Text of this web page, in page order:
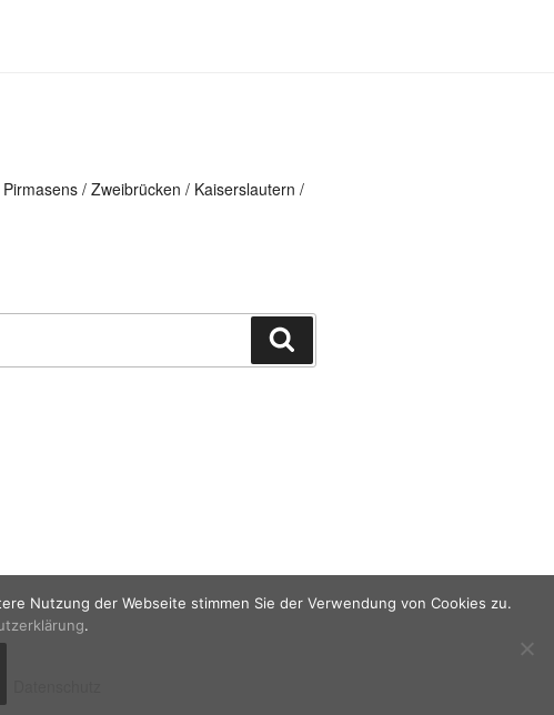
/ Zweibrücken / Kaiserslautern /
Nutzung der Webseite stimmen Sie der Verwendung von Cookies zu.
.